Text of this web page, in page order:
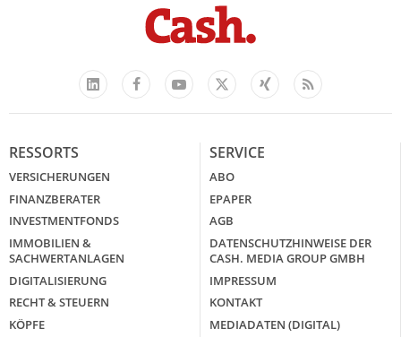
LinkedIn
FacebookYouTube
X
Xing Feed
RESSORTS
VERSICHERUNGEN
FINANZBERATER
INVESTMENTFONDS
IMMOBILIEN &
SACHWERTANLAGEN
DIGITALISIERUNG
RECHT & STEUERN
KÖPFE
SERVICE
ABO
EPAPER
AGB
DATENSCHUTZHINWEISE DER
CASH. MEDIA GROUP GMBH
IMPRESSUM
KONTAKT
MEDIADATEN (DIGITAL)